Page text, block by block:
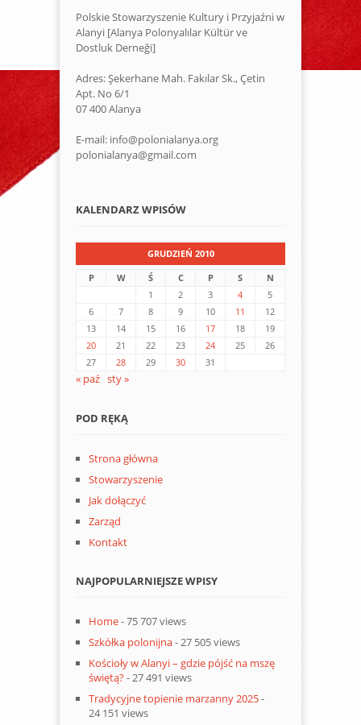
Polskie Stowarzyszenie Kultury i Przyjaźni w
Alanyi [Alanya Polonyalılar Kültür ve
Dostluk Derneği]
Adres: Şekerhane Mah. Fakılar Sk., Çetin
Apt. No 6/1
07 400 Alanya
E-mail: info@polonialanya.org
polonialanya@gmail.com
KALENDARZ WPISÓW
GRUDZIEŃ 2010
P
W Ś C P S
N
1
2 3 4
5
6
7 8 9 10 11
12
13
14 15 16 17 18
19
20
21 22 23 24 25
26
27
28 29 30 31
« paź sty »
POD RĘKĄ
Strona główna
Stowarzyszenie
Jak dołączyć
Zarząd
Kontakt
NAJPOPULARNIEJSZE WPISY
Home- 75 707 views
Szkółka polonijna- 27 505 views
Kościoły w Alanyi – gdzie pójść na mszę
świętą?- 27 491 views
Tradycyjne topienie marzanny 2025-
24 151 views